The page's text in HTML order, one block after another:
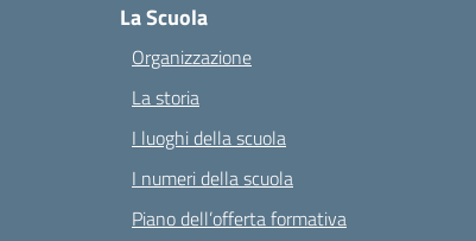
La Scuola
Organizzazione
La storia
I luoghi della scuola
I numeri della scuola
Piano dell’offerta formativa